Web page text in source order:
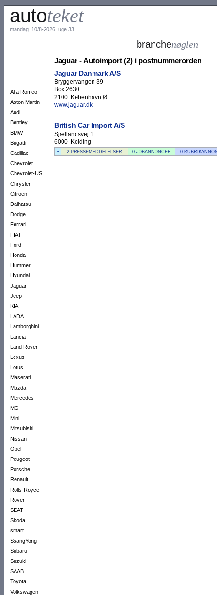
autoteket
mandag 10/8-2026 uge 33
Alfa Romeo
Aston Martin
Audi
Bentley
BMW
Bugatti
Cadillac
Chevrolet
Chevrolet-US
Chrysler
Citroën
Daihatsu
Dodge
Ferrari
FIAT
Ford
Honda
Hummer
Hyundai
Jaguar
Jeep
KIA
LADA
Lamborghini
Lancia
Land Rover
Lexus
Lotus
Maserati
Mazda
Mercedes
MG
Mini
Mitsubishi
Nissan
Opel
Peugeot
Porsche
Renault
Rolls-Royce
Rover
SEAT
Skoda
smart
SsangYong
Subaru
Suzuki
SAAB
Toyota
Volkswagen
branchenøglen
Jaguar - Autoimport (2) i postnummerorden
Jaguar Danmark A/S
Bryggervangen 39
Box 2630
2100 København Ø.
www.jaguar.dk
British Car Import A/S
Sjællandsvej 1
6000 Kolding
• 2 PRESSEMEDDELELSER 0 JOBANNONCER 0